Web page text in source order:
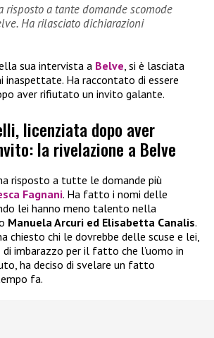
risposto a tante domande scomode
Ha rilasciato dichiarazioni
sua intervista a Belve , si è lasciata
inaspettate. Ha raccontato di essere
aver rifiutato un invito galante.
licenziata dopo aver
la rivelazione a Belve
risposto a tutte le domande più
Fagnani. Ha fatto i nomi delle
lei hanno meno talento nella
Manuela Arcuri ed Elisabetta Canalis.
chiesto chi le dovrebbe delle scuse e lei,
imbarazzo per il fatto che l’uomo in
ha deciso di svelare un fatto
fa.